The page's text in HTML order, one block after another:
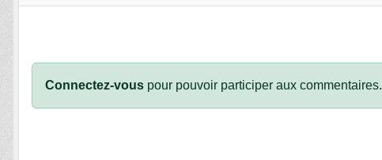
Connectez-vous pour pouvoir participer aux commentaires.